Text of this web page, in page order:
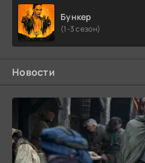
Бункер
(1-3 сезон)
Новости